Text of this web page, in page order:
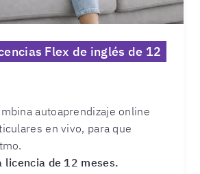
Flex de inglés de 12
autoaprendizaje online
en vivo, para que
licencia de 12 meses.